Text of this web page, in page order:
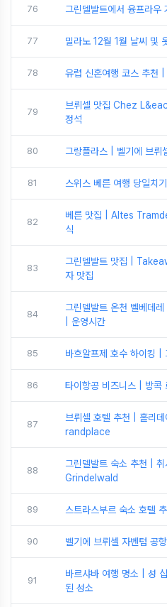
76 그린델발트에서 융프라
77 밀라노 12월 1월 날씨 및
78 유럽 신혼여행 코스 추천
79
브뤼셀 맛집 Chez
정석
80 그랑플라스 | 벨기에 브뤼
81 스위스 베른 여행 당일치
82
베른 맛집 | Altes
식
83
그린델발트 맛집 |
자 맛집
84
그린델발트 온천 벨베데
| 운영시간
85 바흐알프제 호수 하이킹 |
86 타이항공 비즈니스 | 방콕
87
브뤼셀 호텔 추천 | 홀리
randplace
88
그린델발트 숙소 추천 |
Grindelwald
89 스트라스부르 숙소 호텔
90 벨기에 브뤼셀 자벤텀 공
91
바르샤바 여행 명소 | 성
된 성소